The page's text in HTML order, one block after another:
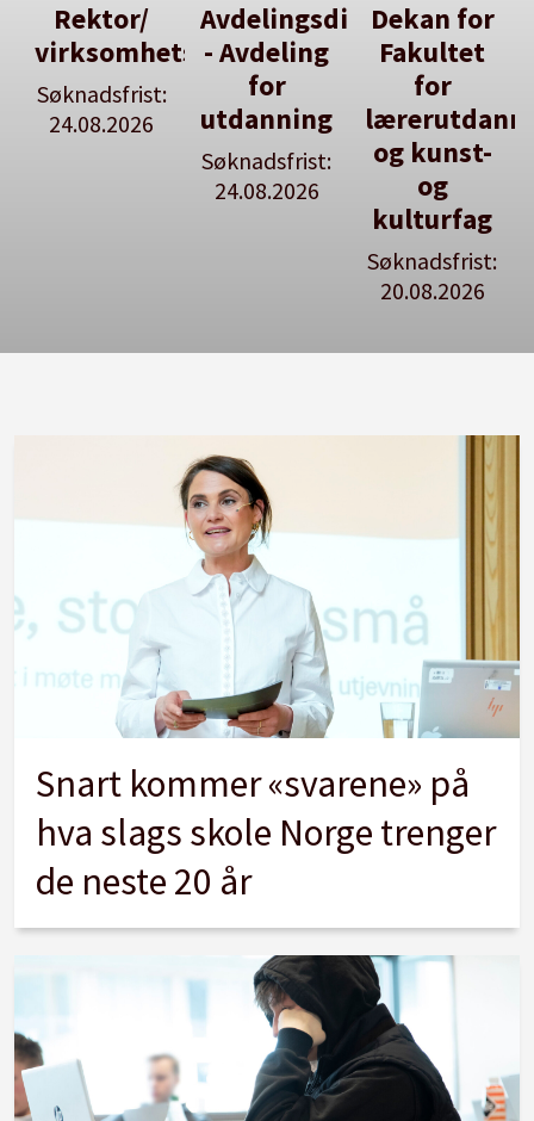
Avdelingsdirektør
- Avdeling
for
utdanning
Dekan for
Fakultet
for
lærerutdanning
og kunst-
og
Her kan
du utlyse
en ledig
stilling
Se våre
stillingspakker
Snart kommer «svarene» på
hva slags skole Norge trenger
de neste 20 år